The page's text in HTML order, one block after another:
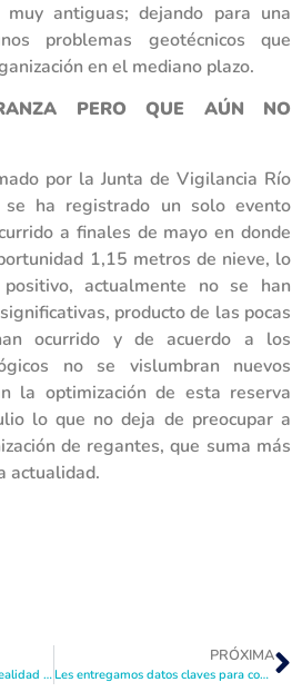
antiguas; dejando para una
problemas geotécnicos que
en el mediano plazo.
PERO QUE AÚN NO
por la Junta de Vigilancia Río
ha registrado un solo evento
a finales de mayo en donde
1,15 metros de nieve, lo
actualmente no se han
producto de las pocas
ocurrido y de acuerdo a los
no se vislumbran nuevos
la optimización de esta reserva
lo que no deja de preocupar a
de regantes, que suma más
actualidad.
Siembra de nubes ya es una realidad que espera ser en beneficio de esta preocupante situación de sequía
PRÓXIMA
Les entregamos datos claves para conocer un poco más sobre la implementación de las Compuertas Radiales Automatizadas, tecnología hídrica única en Sudamérica